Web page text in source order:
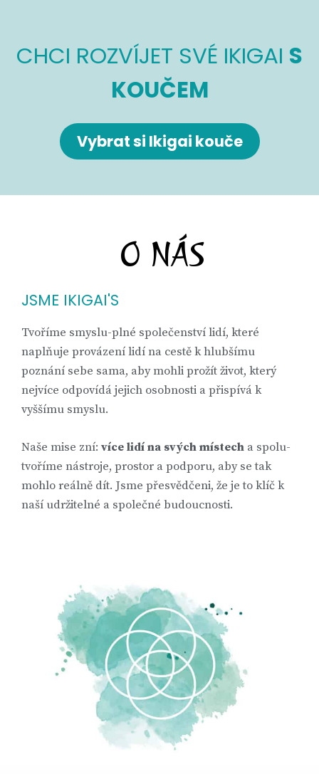
CHCI ROZVÍJET SVÉ IKIGAI S
KOUČEM
Vybrat si Ikigai kouče
O NÁS
JSME IKIGAI'S
Tvoříme smyslu-plné společenství lidí, které
naplňuje provázení lidí na cestě k hlubšímu
poznání sebe sama, aby mohli prožít život, který
nejvíce odpovídá jejich osobnosti a přispívá k
vyššímu smyslu.
Naše mise zní: více lidí na svých místech a spolu-
tvoříme nástroje, prostor a podporu, aby se tak
mohlo reálně dít. Jsme přesvědčeni, že je to klíč k
naší udržitelné a společné budoucnosti.